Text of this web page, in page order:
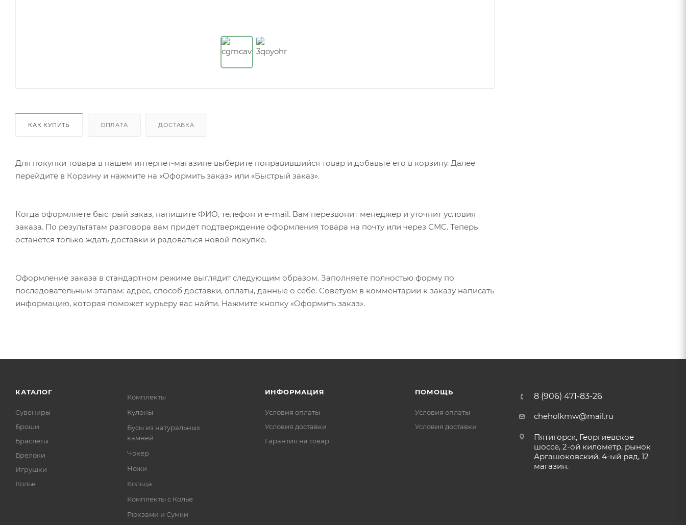
КАК КУПИТЬ ОПЛАТА ДОСТАВКА
Для покупки товара в нашем интернет-магазине выберите понравившийся товар и добавьте его в корзину. Далее
перейдите в Корзину и нажмите на «Оформить заказ» или «Быстрый заказ».
Когда оформляете быстрый заказ, напишите ФИО, телефон и e-mail. Вам перезвонит менеджер и уточнит условия
заказа. По результатам разговора вам придет подтверждение оформления товара на почту или через СМС. Теперь
останется только ждать доставки и радоваться новой покупке.
Оформление заказа в стандартном режиме выглядит следующим образом. Заполняете полностью форму по
последовательным этапам: адрес, способ доставки, оплаты, данные о себе. Советуем в комментарии к заказу написать
информацию, которая поможет курьеру вас найти. Нажмите кнопку «Оформить заказ».
КАТАЛОГ
Сувениры
Броши
Браслеты
Брелоки
Игрушки
Колье
Комплекты
Кулоны
Бусы из натуральных
камней
Чокер
Ножи
Кольца
Комплекты с Колье
Рюкзами и Сумки
ИНФОРМАЦИЯ
Условия оплаты
Условия доставки
Гарантия на товар
ПОМОЩЬ
Условия оплаты
Условия доставки
8 (906) 471-83-26
cheholkmw@mail.ru
Пятигорск, Георгиевское
шоссе, 2-ой километр, рынок
Аргашоковский, 4-ый ряд, 12
магазин.